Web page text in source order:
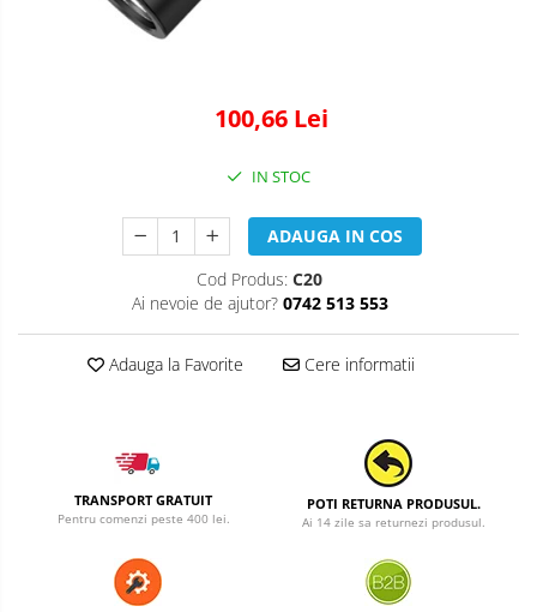
100,66 Lei
IN STOC
ADAUGA IN COS
Cod Produs: C20
Ai nevoie de ajutor? 0742 513 553
Adauga la Favorite Cere informatii
TRANSPORT GRATUIT
Pentru comenzi peste 400 lei.
POTI RETURNA PRODUSUL.
Ai 14 zile sa returnezi produsul.